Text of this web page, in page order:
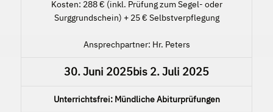
Kosten: 288 € (inkl. Prüfung zum Segel- oder
Surggrundschein) + 25 € Selbstverpflegung
Ansprechpartner: Hr. Peters
30. Juni 2025bis 2. Juli 2025
Unterrichtsfrei: Mündliche Abiturprüfungen